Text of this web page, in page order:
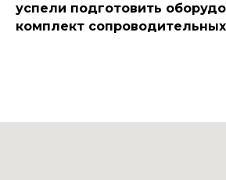
успели подготовить
комплект